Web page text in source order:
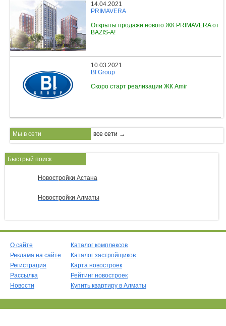
14.04.2021
PRIMAVERA
Открыты продажи нового ЖК PRIMAVERA от
BAZIS-A!
10.03.2021
BI Group
Скоро старт реализации ЖК Amir
Мы в сети все сети →
Быстрый поиск
Новостройки Астана
Новостройки Алматы
О сайте
Реклама на сайте
Регистрация
Рассылка
Новости
Каталог комплексов
Каталог застройщиков
Карта новостроек
Рейтинг новостроек
Купить квартиру в Алматы